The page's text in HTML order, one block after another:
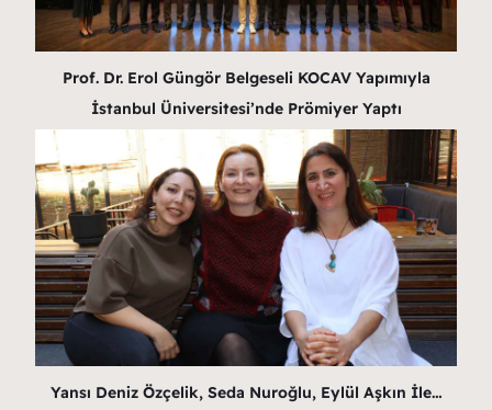
Prof. Dr. Erol Güngör Belgeseli KOCAV Yapımıyla
İstanbul Üniversitesi’nde Prömiyer Yaptı
Yansı Deniz Özçelik, Seda Nuroğlu, Eylül Aşkın İle…